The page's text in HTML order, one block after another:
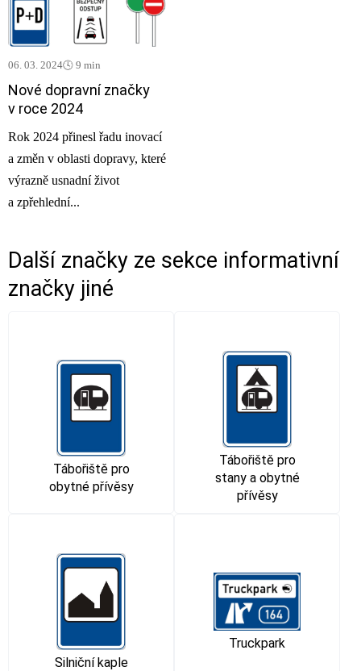
06. 03. 2024🕓 9 min
Nové dopravní značky
v roce 2024
Rok 2024 přinesl řadu inovací
a změn v oblasti dopravy, které
výrazně usnadní život
a zpřehlední...
Další značky ze sekce informativní
značky jiné
Tábořiště pro
obytné přívěsy
Tábořiště pro
stany a obytné
přívěsy
Silniční kaple
Truckpark